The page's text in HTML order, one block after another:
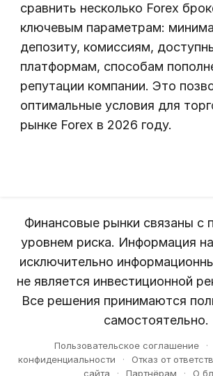
сравнить несколько Forex
ключевым параметрам:
депозиту, комиссиям,
платформам, способам
репутации компании. Это
оптимальные условия для
рынке Forex в 2026 году.
Финансовые рынки связаны с
уровнем риска. Информация
исключительно
не является инвестиционной
Все решения принимаются
самостоятельно.
Пользовательское соглашение ·
конфиденциальности
· Отказ от
сайта
· Партнёрам · О